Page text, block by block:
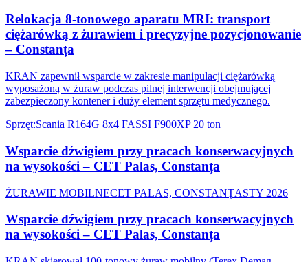
Relokacja 8-tonowego aparatu MRI: transport
ciężarówką z żurawiem i precyzyjne pozycjonowanie
– Constanța
KRAN zapewnił wsparcie w zakresie manipulacji ciężarówką
wyposażoną w żuraw podczas pilnej interwencji obejmującej
zabezpieczony kontener i duży element sprzętu medycznego.
Sprzęt:Scania R164G 8x4 FASSI F900XP 20 ton
Wsparcie dźwigiem przy pracach konserwacyjnych
na wysokości – CET Palas, Constanța
ŻURAWIE MOBILNECET PALAS, CONSTANȚASTY 2026
Wsparcie dźwigiem przy pracach konserwacyjnych
na wysokości – CET Palas, Constanța